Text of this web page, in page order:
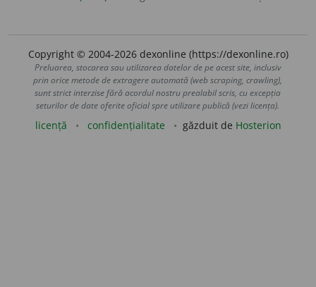
Copyright © 2004-2026 dexonline (https://dexonline.ro)
Preluarea, stocarea sau utilizarea datelor de pe acest site, inclusiv
prin orice metode de extragere automată (web scraping, crawling),
sunt strict interzise fără acordul nostru prealabil scris, cu excepția
seturilor de date oferite oficial spre utilizare publică (vezi licența).
licență confidențialitate găzduit de Hosterion